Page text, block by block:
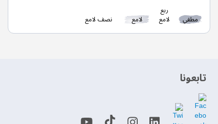
مطفي
ربع
لامع لامع نصف لامع
‫تابعونا‬